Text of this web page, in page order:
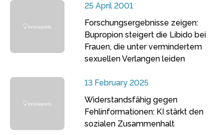
25 April 2001
Forschungsergebnisse zeigen:
Bupropion steigert die Libido bei
Frauen, die unter vermindertem
sexuellen Verlangen leiden
13 February 2025
Widerstandsfähig gegen
Fehlinformationen: KI stärkt den
sozialen Zusammenhalt